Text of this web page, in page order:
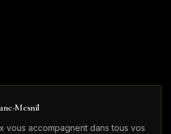
Mesnil
vous accompagnent dans tous vos